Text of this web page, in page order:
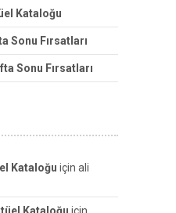
Kataloğu
Sonu Fırsatları
Sonu Fırsatları
Kataloğu için ali